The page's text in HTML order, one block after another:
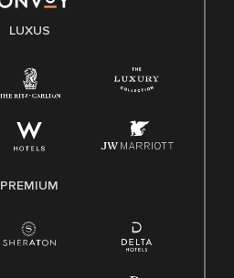
LUXUS
PREMIUM